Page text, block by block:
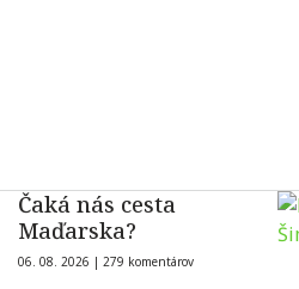
Čaká nás cesta
Maďarska?
06. 08. 2026 | 279 komentárov